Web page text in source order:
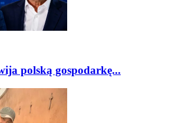
polską gospodarkę...